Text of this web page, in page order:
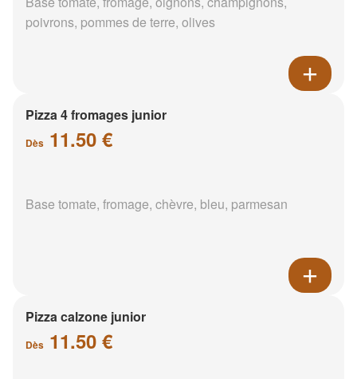
poivrons, pommes de terre, olives
Pizza 4 fromages junior
Dès 11.50 €
Base tomate, fromage, chèvre, bleu, parmesan
Pizza calzone junior
Dès 11.50 €